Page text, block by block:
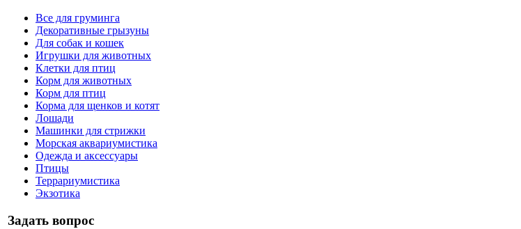
Все для груминга
Декоративные грызуны
Для собак и кошек
Игрушки для животных
Клетки для птиц
Корм для животных
Корм для птиц
Корма для щенков и котят
Лошади
Машинки для стрижки
Морская аквариумистика
Одежда и аксессуары
Птицы
Террариумистика
Экзотика
Задать вопрос